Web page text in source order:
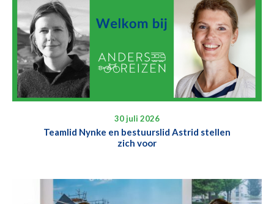
30 juli 2026
Teamlid Nynke en bestuurslid Astrid stellen
zich voor